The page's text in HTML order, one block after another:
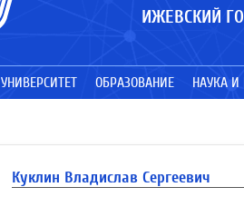
ИЖЕВСКИЙ
УНИВЕРСИТЕТ ОБРАЗОВАНИЕ НАУКА
Куклин Владислав Сергеевич